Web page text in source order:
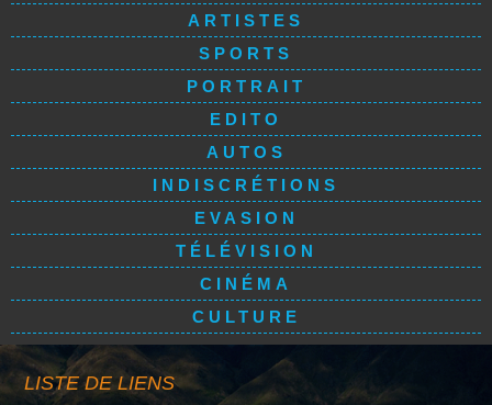
ARTISTES
SPORTS
PORTRAIT
EDITO
AUTOS
INDISCRÉTIONS
EVASION
TÉLÉVISION
CINÉMA
CULTURE
LISTE DE LIENS